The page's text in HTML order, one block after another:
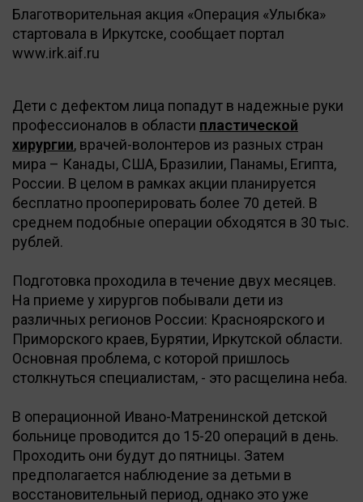
Благотворительная акция «Операция «Улыбка»
стартовала в Иркутске, сообщает портал
www.irk.aif.ru
Дети с дефектом лица попадут в надежные руки
профессионалов в области пластической
хирургии, врачей-волонтеров из разных стран
мира – Канады, США, Бразилии, Панамы, Египта,
России. В целом в рамках акции планируется
бесплатно прооперировать более 70 детей. В
среднем подобные операции обходятся в 30 тыс.
рублей.
Подготовка проходила в течение двух месяцев.
На приеме у хирургов побывали дети из
различных регионов России: Красноярского и
Приморского краев, Бурятии, Иркутской области.
Основная проблема, с которой пришлось
столкнуться специалистам, - это расщелина неба.
В операционной Ивано-Матренинской детской
больнице проводится до 15-20 операций в день.
Проходить они будут до пятницы. Затем
предполагается наблюдение за детьми в
восстановительный период, однако это уже